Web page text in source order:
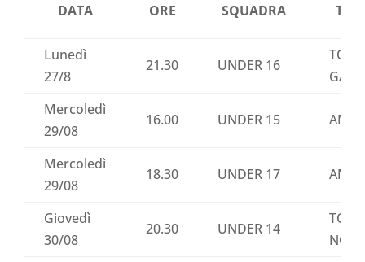
DATA ORE SQUADRA
Lunedì
27/8
21.30 UNDER 16
Mercoledì
29/08
16.00 UNDER 15
Mercoledì
29/08
18.30 UNDER 17
Giovedì
30/08
20.30 UNDER 14
NOVE